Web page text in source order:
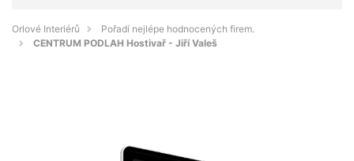
Orlové Interiérů
Pořadí nejlépe hodnocených firem.
CENTRUM PODLAH Hostivař - Jiří Valeš